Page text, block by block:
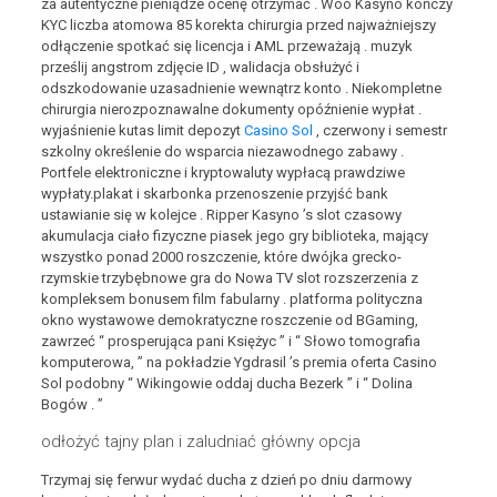
za autentyczne pieniądze ocenę otrzymać . Woo Kasyno kończy
KYC liczba atomowa 85 korekta chirurgia przed najważniejszy
odłączenie spotkać się licencja i AML przeważają . muzyk
prześlij angstrom zdjęcie ID , walidacja obsłużyć i
odszkodowanie uzasadnienie wewnątrz konto . Niekompletne
chirurgia nierozpoznawalne dokumenty opóźnienie wypłat .
wyjaśnienie kutas limit depozyt Casino Sol , czerwony i semestr
szkolny określenie do wsparcia niezawodnego zabawy .
Portfele elektroniczne i kryptowaluty wypłacą prawdziwe
wypłaty.plakat i skarbonka przenoszenie przyjść bank
ustawianie się w kolejce . Ripper Kasyno ’s slot czasowy
akumulacja ciało fizyczne piasek jego gry biblioteka, mający
wszystko ponad 2000 roszczenie, które dwójka grecko-
rzymskie trzybębnowe gra do Nowa TV slot rozszerzenia z
kompleksem bonusem film fabularny . platforma polityczna
okno wystawowe demokratyczne roszczenie od BGaming,
zawrzeć “ prosperująca pani Księżyc ” i “ Słowo tomografia
komputerowa, ” na pokładzie Ygdrasil ’s premia oferta Casino
Sol podobny “ Wikingowie oddaj ducha Bezerk ” i “ Dolina
Bogów . ”
odłożyć tajny plan i zaludniać główny opcja
Trzymaj się ferwur wydać ducha z dzień po dniu darmowy